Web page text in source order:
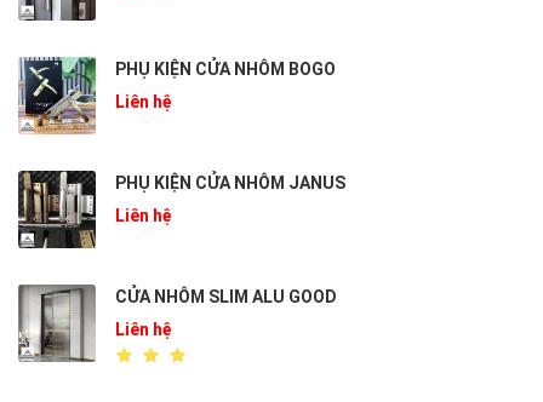
PHỤ KIỆN CỬA NHÔM BOGO
Liên hệ
PHỤ KIỆN CỬA NHÔM JANUS
Liên hệ
CỬA NHÔM SLIM ALU GOOD
Liên hệ